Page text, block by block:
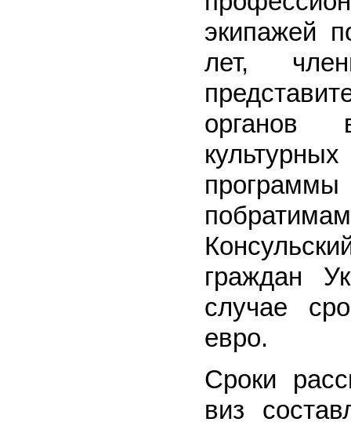
экипажей
лет,
органов
граждан
случае
евро.
Сроки
виз